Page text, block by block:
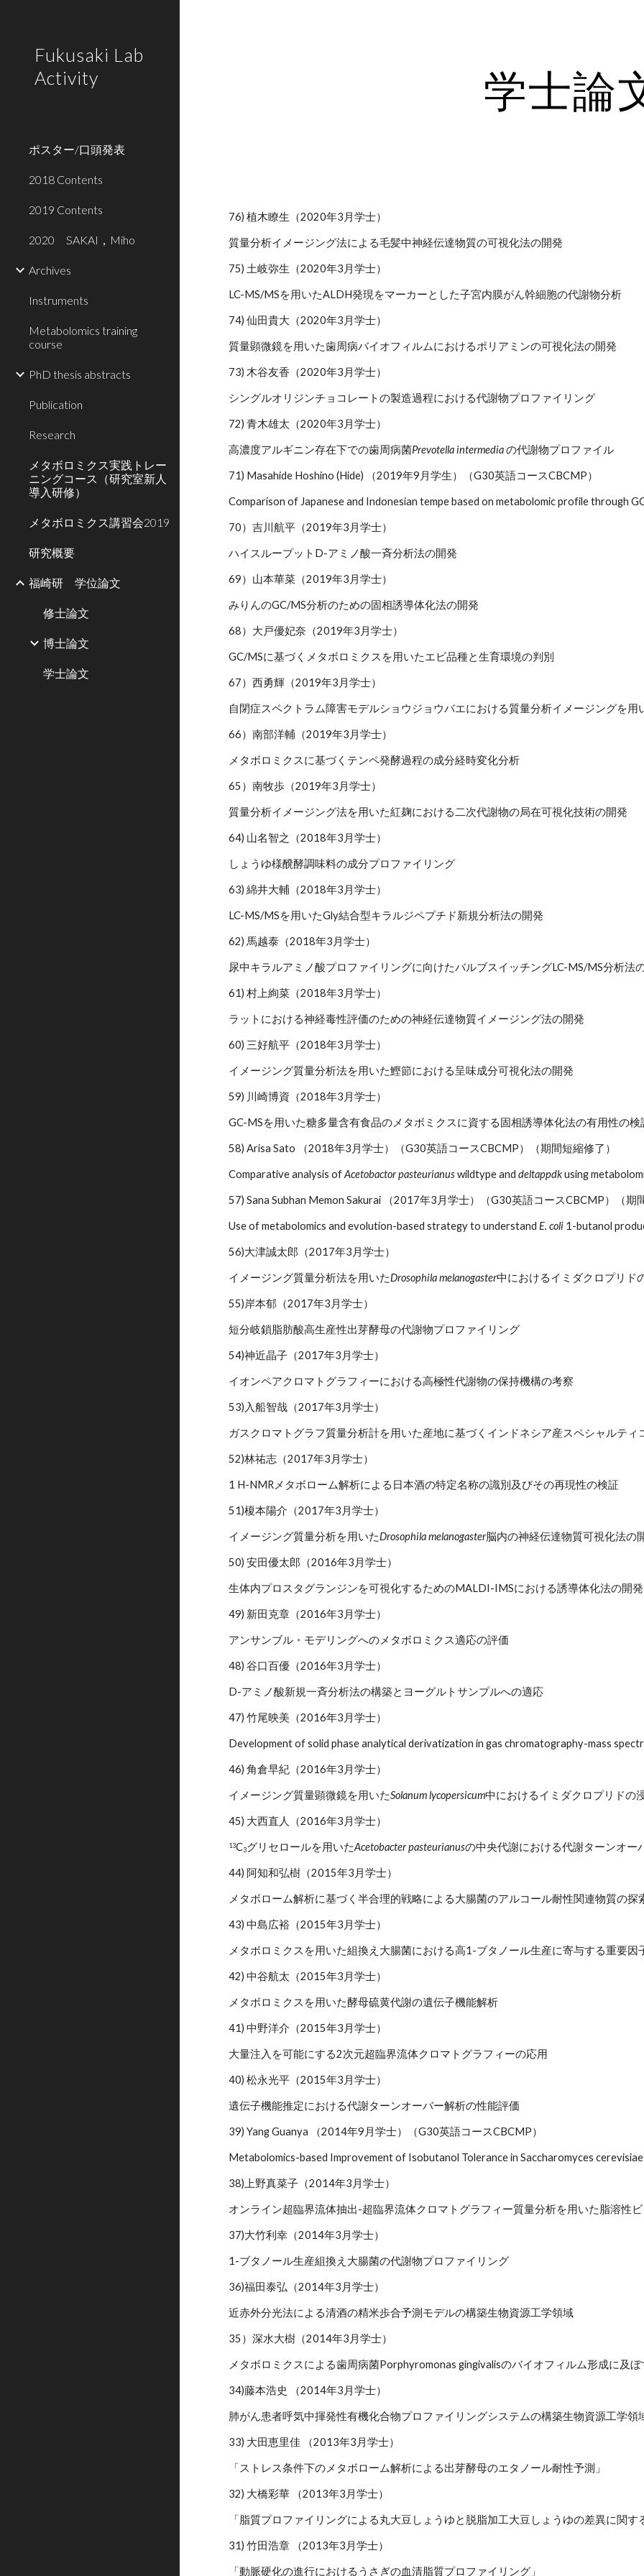
Fukusaki Lab
Activity
ポスター/口頭発表
2018 Contents
2019 Contents
2020 SAKAI，Miho
Archives
Instruments
Metabolomics training
course
PhD thesis abstracts
Publication
Research
メタボロミクス実践トレー
ニングコース（研究室新人
導入研修）
メタボロミクス講習会2019
研究概要
福崎研 学位論文
修士論文
博士論文
学士論文
学士論
76) 植木瞭生（2020年3月学士）
質量分析イメージング法による毛髪中神経伝達物質の可視化法の開発
75) 土岐弥生（2020年3月学士）
LC-MS/MSを用いたALDH発現をマーカーとした子宮内膜がん幹細胞の代謝物分析
74) 仙田貴大（2020年3月学士）
質量顕微鏡を用いた歯周病バイオフィルムにおけるポリアミンの可視化法の開発
73) 木谷友香（2020年3月学士）
シングルオリジンチョコレートの製造過程における代謝物プロファイリング
72) 青木雄太（2020年3月学士）
高濃度アルギニン存在下での歯周病菌Prevotella intermedia の代謝物プロファイル
71) Masahide Hoshino (Hide) （2019年9月学生）（G30英語コースCBCMP）
Comparison of Japanese and Indonesian tempe based on metabolomic profile through
70）吉川航平（2019年3月学士）
ハイスループットD-アミノ酸一斉分析法の開発
69）山本華菜（2019年3月学士）
みりんのGC/MS分析のための固相誘導体化法の開発
68）大戸優妃奈（2019年3月学士）
GC/MSに基づくメタボロミクスを用いたエビ品種と生育環境の判別
67）西勇輝（2019年3月学士）
自閉症スペクトラム障害モデルショウジョウバエにおける質量分析イメージングを用
66）南部洋輔（2019年3月学士）
メタボロミクスに基づくテンペ発酵過程の成分経時変化分析
65）南牧歩（2019年3月学士）
質量分析イメージング法を用いた紅麹における二次代謝物の局在可視化技術の開発
64) 山名智之（2018年3月学士）
しょうゆ様醗酵調味料の成分プロファイリング
63) 綿井大輔（2018年3月学士）
LC-MS/MSを用いたGly結合型キラルジペプチド新規分析法の開発
62) 馬越泰（2018年3月学士）
尿中キラルアミノ酸プロファイリングに向けたバルブスイッチングLC-MS/MS分析法
61) 村上絢菜（2018年3月学士）
ラットにおける神経毒性評価のための神経伝達物質イメージング法の開発
60) 三好航平（2018年3月学士）
イメージング質量分析法を用いた鰹節における呈味成分可視化法の開発
59) 川崎博資（2018年3月学士）
GC-MSを用いた糖多量含有食品のメタボミクスに資する固相誘導体化法の有用性の検
58) Arisa Sato （2018年3月学士）（G30英語コースCBCMP）（期間短縮修了）
Comparative analysis of Acetobactor pasteurianus wildtype and deltappdk using
57) Sana Subhan Memon Sakurai （2017年3月学士）（G30英語コースCBCMP）（期
Use of metabolomics and evolution-based strategy to understand E. coli 1-butanol
56)大津誠太郎（2017年3月学士）
イメージング質量分析法を用いたDrosophila melanogaster中におけるイミダクロプリド
55)岸本郁（2017年3月学士）
短分岐鎖脂肪酸高生産性出芽酵母の代謝物プロファイリング
54)神近晶子（2017年3月学士）
イオンペアクロマトグラフィーにおける高極性代謝物の保持機構の考察
53)入船智哉（2017年3月学士）
ガスクロマトグラフ質量分析計を用いた産地に基づくインドネシア産スペシャルティ
52)林祐志（2017年3月学士）
1 H-NMRメタボローム解析による日本酒の特定名称の識別及びその再現性の検証
51)榎本陽介（2017年3月学士）
イメージング質量分析を用いたDrosophila melanogaster脳内の神経伝達物質可視化法の
50) 安田優太郎（2016年3月学士）
生体内プロスタグランジンを可視化するためのMALDI-IMSにおける誘導体化法の開発
49) 新田克章（2016年3月学士）
アンサンブル・モデリングへのメタボロミクス適応の評価
48) 谷口百優（2016年3月学士）
D-アミノ酸新規一斉分析法の構築とヨーグルトサンプルへの適応
47) 竹尾映美（2016年3月学士）
Development of solid phase analytical derivatization in gas chromatography-mass
46) 角倉早紀（2016年3月学士）
イメージング質量顕微鏡を用いたSolanum lycopersicum中におけるイミダクロプリドの
45) 大西直人（2016年3月学士）
13C3グリセロールを用いたAcetobacter pasteurianusの中央代謝における代謝ターンオー
44) 阿知和弘樹（2015年3月学士）
メタボローム解析に基づく半合理的戦略による大腸菌のアルコール耐性関連物質の探
43) 中島広裕（2015年3月学士）
メタボロミクスを用いた組換え大腸菌における高1-ブタノール生産に寄与する重要因
42) 中谷航太（2015年3月学士）
メタボロミクスを用いた酵母硫黄代謝の遺伝子機能解析
41) 中野洋介（2015年3月学士）
大量注入を可能にする2次元超臨界流体クロマトグラフィーの応用
40) 松永光平（2015年3月学士）
遺伝子機能推定における代謝ターンオーバー解析の性能評価
39) Yang Guanya （2014年9月学士）（G30英語コースCBCMP）
Metabolomics-based Improvement of Isobutanol Tolerance in Saccharomyces cerevisiae
38)上野真菜子（2014年3月学士）
オンライン超臨界流体抽出-超臨界流体クロマトグラフィー質量分析を用いた脂溶性
37)大竹利幸（2014年3月学士）
1-ブタノール生産組換え大腸菌の代謝物プロファイリング
36)福田泰弘（2014年3月学士）
近赤外分光法による清酒の精米歩合予測モデルの構築生物資源工学領域
35）深水大樹（2014年3月学士）
メタボロミクスによる歯周病菌Porphyromonas gingivalisのバイオフィルム形成に及
34)藤本浩史 （2014年3月学士）
肺がん患者呼気中揮発性有機化合物プロファイリングシステムの構築生物資源工学領
33) 大田恵里佳 （2013年3月学士）
「ストレス条件下のメタボローム解析による出芽酵母のエタノール耐性予測」
32) 大橋彩華 （2013年3月学士）
「脂質プロファイリングによる丸大豆しょうゆと脱脂加工大豆しょうゆの差異に関す
31) 竹田浩章 （2013年3月学士）
「動脈硬化の進行におけるうさぎの血清脂質プロファイリング」